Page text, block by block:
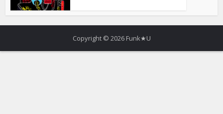
Copyright © 2026 Funk★U